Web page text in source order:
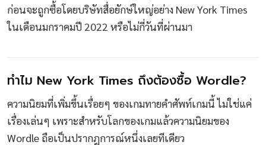
ก่อนจะถูกซื้อโดยบริษัทสื่อยักษ์ใหญ่อย่าง New York Times
ในเดือนมกราคมปี 2022 หรือไม่กี่วันที่ผ่านมา
ทำไม New York Times ถึงต้องซื้อ Wordle?
ความนิยมที่เพิ่มขึ้นเรื่อยๆ ของเกมทายคำศัพท์เกมนี้ ไม่ใช่แค่
เรื่องเล่นๆ เพราะสำหรับโลกของเกมแล้วความนิยมของ
Wordle ถือเป็นปรากฎการณ์หนึ่งเลยทีเดียว